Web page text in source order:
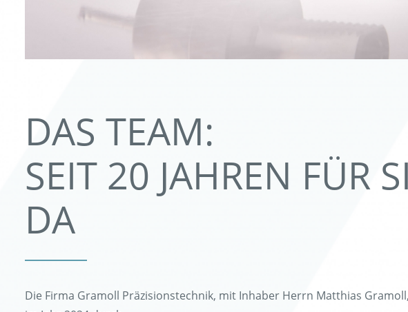
DAS TEAM:
SEIT 20 JAHREN FÜR
DA
Die Firma Gramoll Präzisionstechnik, mit Inhaber Herrn Matthias